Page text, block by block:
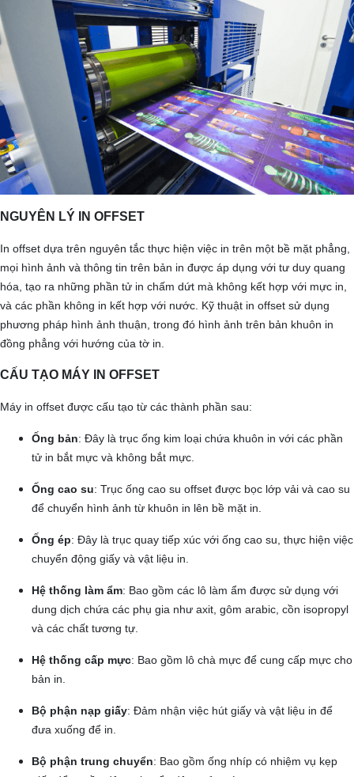
NGUYÊN LÝ IN OFFSET
In offset dựa trên nguyên tắc thực hiện việc in trên một bề mặt phẳng,
mọi hình ảnh và thông tin trên bản in được áp dụng với tư duy quang
hóa, tạo ra những phần tử in chấm dứt mà không kết hợp với mực in,
và các phần không in kết hợp với nước. Kỹ thuật in offset sử dụng
phương pháp hình ảnh thuận, trong đó hình ảnh trên bản khuôn in
đồng phẳng với hướng của tờ in.
CẤU TẠO MÁY IN OFFSET
Máy in offset được cấu tạo từ các thành phần sau:
Ống bản: Đây là trục ống kim loại chứa khuôn in với các phần
tử in bắt mực và không bắt mực.
Ống cao su: Trục ống cao su offset được bọc lớp vải và cao su
để chuyển hình ảnh từ khuôn in lên bề mặt in.
Ống ép: Đây là trục quay tiếp xúc với ống cao su, thực hiện việc
chuyển động giấy và vật liệu in.
Hệ thống làm ẩm: Bao gồm các lô làm ẩm được sử dụng với
dung dịch chứa các phụ gia như axit, gôm arabic, cồn isopropyl
và các chất tương tự.
Hệ thống cấp mực: Bao gồm lô chà mực để cung cấp mực cho
bản in.
Bộ phận nạp giấy: Đảm nhận việc hút giấy và vật liệu in để
đưa xuống để in.
Bộ phận trung chuyển: Bao gồm ống nhíp có nhiệm vụ kẹp